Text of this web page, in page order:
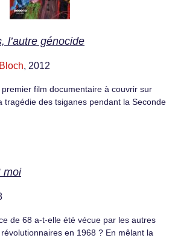
l’autre génocide
, 2012
film documentaire à couvrir sur
tragédie des tsiganes pendant la Seconde
moi
de 68 a-t-elle été vécue par les autres
en 1968 ? En mêlant la